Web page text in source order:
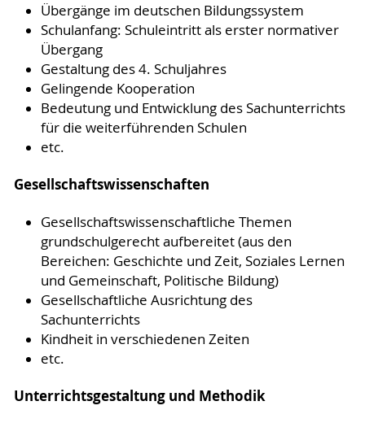
Übergänge im deutschen Bildungssystem
Schulanfang: Schuleintritt als erster normativer
Übergang
Gestaltung des 4. Schuljahres
Gelingende Kooperation
Bedeutung und Entwicklung des Sachunterrichts
für die weiterführenden Schulen
etc.
Gesellschaftswissenschaften
Gesellschaftswissenschaftliche Themen
grundschulgerecht aufbereitet (aus den
Bereichen: Geschichte und Zeit, Soziales Lernen
und Gemeinschaft, Politische Bildung)
Gesellschaftliche Ausrichtung des
Sachunterrichts
Kindheit in verschiedenen Zeiten
etc.
Unterrichtsgestaltung und Methodik